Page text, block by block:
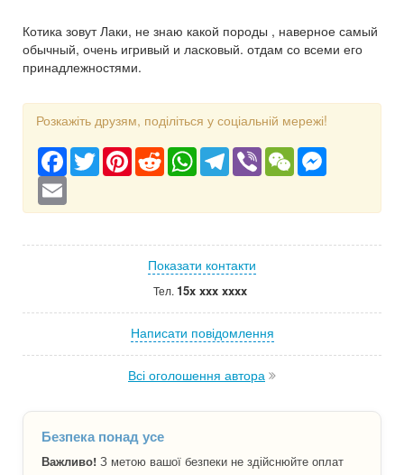
Котика зовут Лаки, не знаю какой породы , наверное самый
обычный, очень игривый и ласковый. отдам со всеми его
принадлежностями.
Розкажіть друзям, поділіться у соціальній мережі!
Facebook
TwitterPinterestRedditWhatsAppTelegram
Viber WeChat
Показати контакти
Тел. 15x xxx xxxx
Написати повідомлення
Всі оголошення автора
Безпека понад усе
Важливо! З метою вашої безпеки не здійснюйте оплат